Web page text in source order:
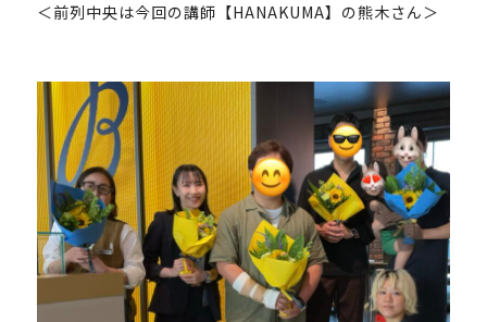
＜前列中央は今回の講師【HANAKUMA】の熊木さん＞